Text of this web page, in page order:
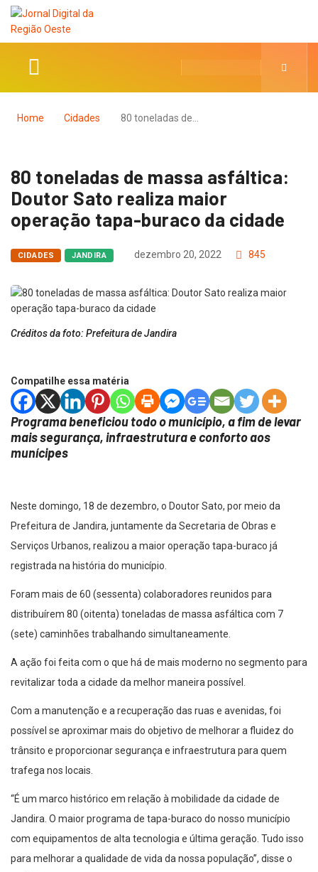
Home Cidades 80 toneladas de…
80 toneladas de massa asfáltica:
Doutor Sato realiza maior
operação tapa-buraco da cidade
CIDADES JANDIRA dezembro 20, 2022 845
Créditos da foto: Prefeitura de Jandira
Compatilhe essa matéria
Programa beneficiou todo o município, a fim de levar
mais segurança, infraestrutura e conforto aos
munícipes
Neste domingo, 18 de dezembro, o Doutor Sato, por meio da
Prefeitura de Jandira, juntamente da Secretaria de Obras e
Serviços Urbanos, realizou a maior operação tapa-buraco já
registrada na história do município.
Foram mais de 60 (sessenta) colaboradores reunidos para
distribuírem 80 (oitenta) toneladas de massa asfáltica com 7
(sete) caminhões trabalhando simultaneamente.
A ação foi feita com o que há de mais moderno no segmento para
revitalizar toda a cidade da melhor maneira possível.
Com a manutenção e a recuperação das ruas e avenidas, foi
possível se aproximar mais do objetivo de melhorar a fluidez do
trânsito e proporcionar segurança e infraestrutura para quem
trafega nos locais.
“É um marco histórico em relação à mobilidade da cidade de
Jandira. O maior programa de tapa-buraco do nosso município
com equipamentos de alta tecnologia e última geração. Tudo isso
para melhorar a qualidade de vida da nossa população”, disse o